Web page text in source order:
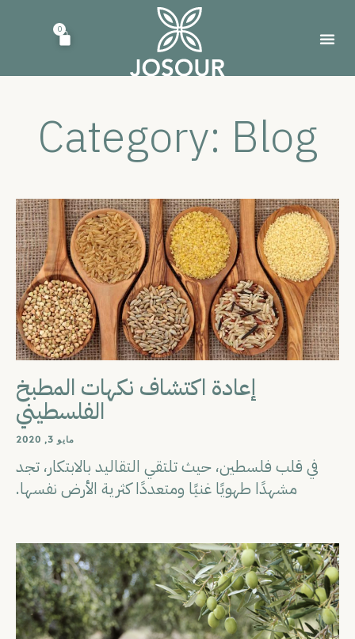
0
Category: Blog
إعادة اكتشاف نكهات المطبخ
الفلسطيني
مايو 3, 2020
في قلب فلسطين، حيث تلتقي التقاليد بالابتكار، تجد
مشهدًا طهويًا غنيًا ومتعددًا كثرية الأرض نفسها.